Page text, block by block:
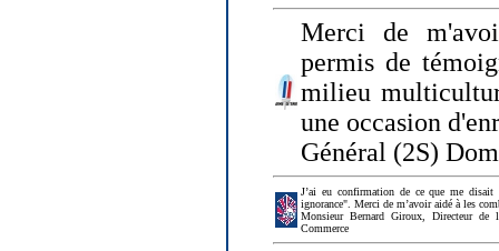
Merci de
permis de
milieu
une occasion
Général (2S)
J’ai eu confirmation de ce que me disait
ignorance". Merci de m’avoir aidé à les
Monsieur Bernard Giroux, Directeur de
Commerce